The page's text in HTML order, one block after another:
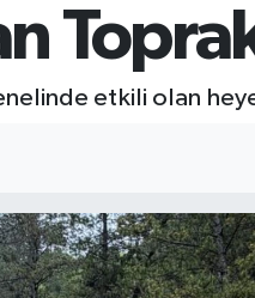
etkili olan